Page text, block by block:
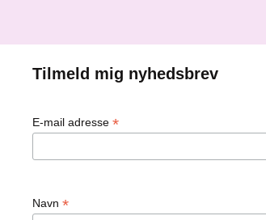
Tilmeld mig nyhedsbrev
E-mail adresse*
Navn*